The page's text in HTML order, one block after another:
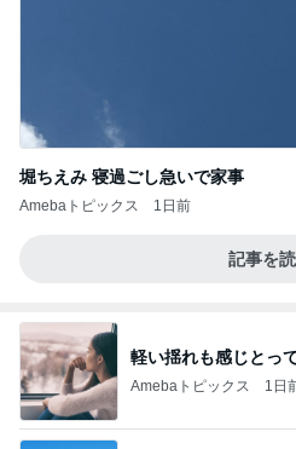
堀ちえみ 寝過ごし急いで家事
Amebaトピックス 1日前
記事を
軽い揺れも感じとっ
Amebaトピックス 1日